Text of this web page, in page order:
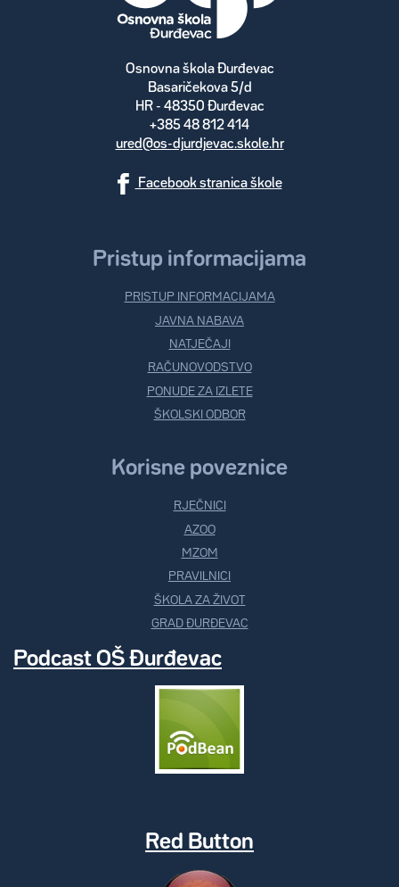
Osnovna škola Đurđevac
Basaričekova 5/d
HR - 48350 Đurđevac
+385 48 812 414
ured@os-djurdjevac.skole.hr
Facebook stranica škole
Pristup informacijama
PRISTUP INFORMACIJAMA
JAVNA NABAVA
NATJEČAJI
RAČUNOVODSTVO
PONUDE ZA IZLETE
ŠKOLSKI ODBOR
Korisne poveznice
RJEČNICI
AZOO
MZOM
PRAVILNICI
ŠKOLA ZA ŽIVOT
GRAD ĐURĐEVAC
Podcast OŠ Đurđevac
Red Button